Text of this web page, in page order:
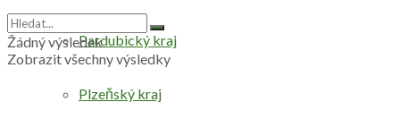
Pardubický kraj
Plzeňský kraj
Žádný výsledek
Zobrazit všechny výsledky